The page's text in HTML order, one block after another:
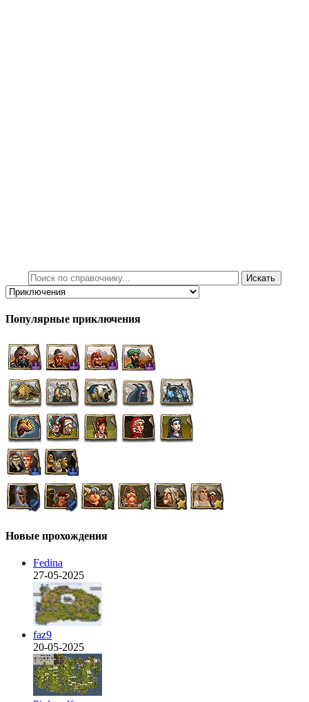
Популярные приключения
Новые прохождения
Fedina
27-05-2025
faz9
20-05-2025